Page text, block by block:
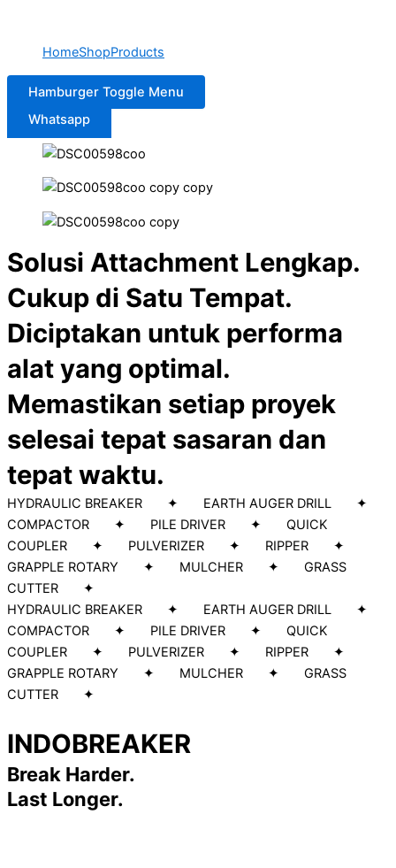
HomeShopProducts
Hamburger Toggle Menu
Whatsapp
Solusi Attachment Lengkap.
Cukup di Satu Tempat.
Diciptakan untuk performa
alat yang optimal.
Memastikan setiap proyek
selesai tepat sasaran dan
tepat waktu.
HYDRAULIC BREAKER ✦ EARTH AUGER DRILL ✦
COMPACTOR ✦ PILE DRIVER ✦ QUICK
COUPLER ✦ PULVERIZER ✦ RIPPER ✦
GRAPPLE ROTARY ✦ MULCHER ✦ GRASS
CUTTER ✦
HYDRAULIC BREAKER ✦ EARTH AUGER DRILL ✦
COMPACTOR ✦ PILE DRIVER ✦ QUICK
COUPLER ✦ PULVERIZER ✦ RIPPER ✦
GRAPPLE ROTARY ✦ MULCHER ✦ GRASS
CUTTER ✦
INDOBREAKER
Break Harder.
Last Longer.